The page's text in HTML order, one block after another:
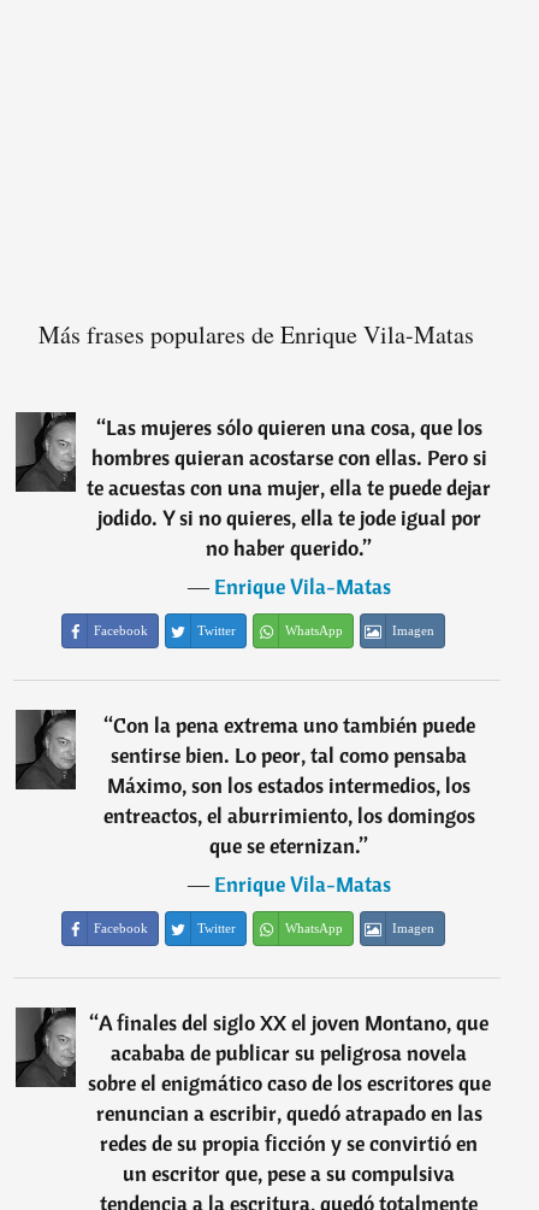
Más frases populares de Enrique Vila-Matas
“Las mujeres sólo quieren una cosa, que los
hombres quieran acostarse con ellas. Pero si
te acuestas con una mujer, ella te puede dejar
jodido. Y si no quieres, ella te jode igual por
no haber querido.”
―Enrique Vila-Matas
Facebook Twitter WhatsApp Imagen
“Con la pena extrema uno también puede
sentirse bien. Lo peor, tal como pensaba
Máximo, son los estados intermedios, los
entreactos, el aburrimiento, los domingos
que se eternizan.”
―Enrique Vila-Matas
Facebook Twitter WhatsApp Imagen
“A finales del siglo XX el joven Montano, que
acababa de publicar su peligrosa novela
sobre el enigmático caso de los escritores que
renuncian a escribir, quedó atrapado en las
redes de su propia ficción y se convirtió en
un escritor que, pese a su compulsiva
tendencia a la escritura, quedó totalmente